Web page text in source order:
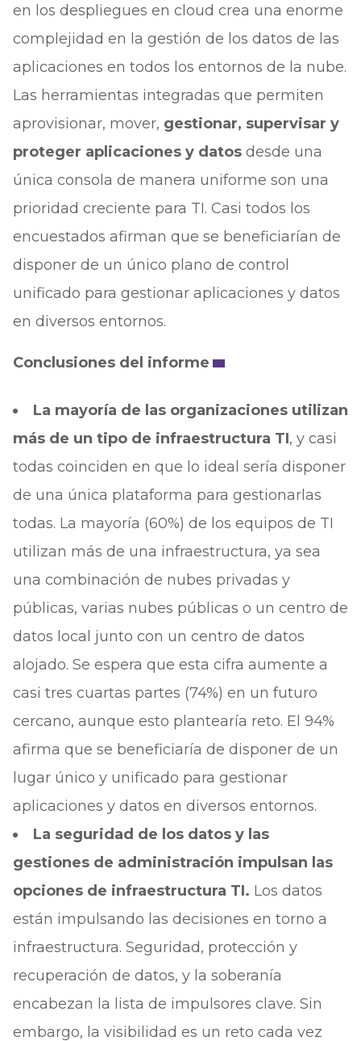
en los despliegues en cloud crea una enorme
complejidad en la gestión de los datos de las
aplicaciones en todos los entornos de la nube.
Las herramientas integradas que permiten
aprovisionar, mover, gestionar, supervisar y
proteger aplicaciones y datosdesde una
única consola de manera uniforme son una
prioridad creciente para TI. Casi todos los
encuestados afirman que se beneficiarían de
disponer de un único plano de control
unificado para gestionar aplicaciones y datos
en diversos entornos.
Conclusiones del informe
La mayoría de las organizaciones utilizan
más de un tipo de infraestructura TI, y casi
todas coinciden en que lo ideal sería disponer
de una única plataforma para gestionarlas
todas. La mayoría (60%) de los equipos de TI
utilizan más de una infraestructura, ya sea
una combinación de nubes privadas y
públicas, varias nubes públicas o un centro de
datos local junto con un centro de datos
alojado. Se espera que esta cifra aumente a
casi tres cuartas partes (74%) en un futuro
cercano, aunque esto plantearía reto. El 94%
afirma que se beneficiaría de disponer de un
lugar único y unificado para gestionar
aplicaciones y datos en diversos entornos.
La seguridad de los datos y las
gestiones de administración impulsan las
opciones de infraestructura TI. Los datos
están impulsando las decisiones en torno a
infraestructura. Seguridad, protección y
recuperación de datos, y la soberanía
encabezan la lista de impulsores clave. Sin
embargo, la visibilidad es un reto cada vez